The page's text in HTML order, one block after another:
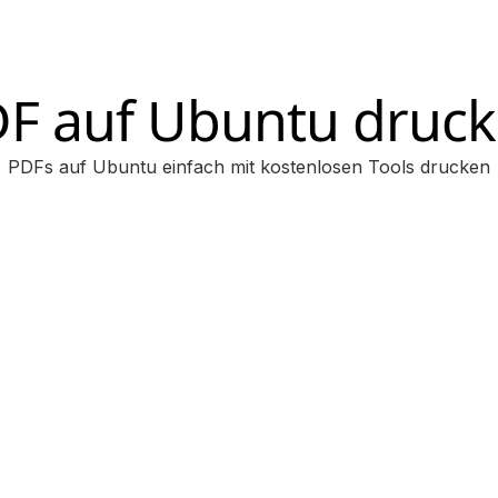
auf Ubuntu
PDFs auf Ubuntu einfach mit kostenlosen Tools drucken